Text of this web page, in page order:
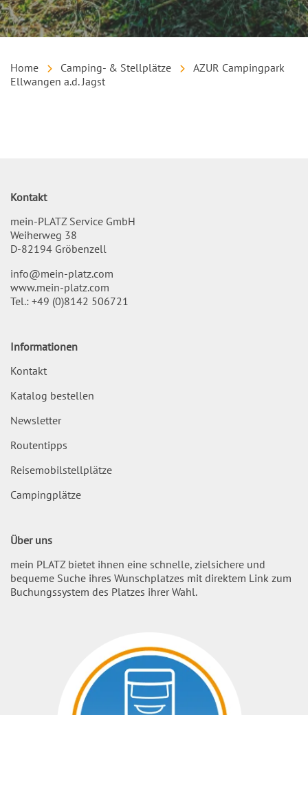
Home Camping- & Stellplätze
AZUR Campingpark
Ellwangen a.d. Jagst
Kontakt
mein-PLATZ Service GmbH
Weiherweg 38
D-82194 Gröbenzell
info@mein-platz.com
www.mein-platz.com
Tel.: +49 (0)8142 506721
Informationen
Kontakt
Katalog bestellen
Newsletter
Routentipps
Reisemobilstellplätze
Campingplätze
Über uns
mein PLATZ bietet ihnen eine schnelle, zielsichere und
bequeme Suche ihres Wunschplatzes mit direktem Link zum
Buchungssystem des Platzes ihrer Wahl.